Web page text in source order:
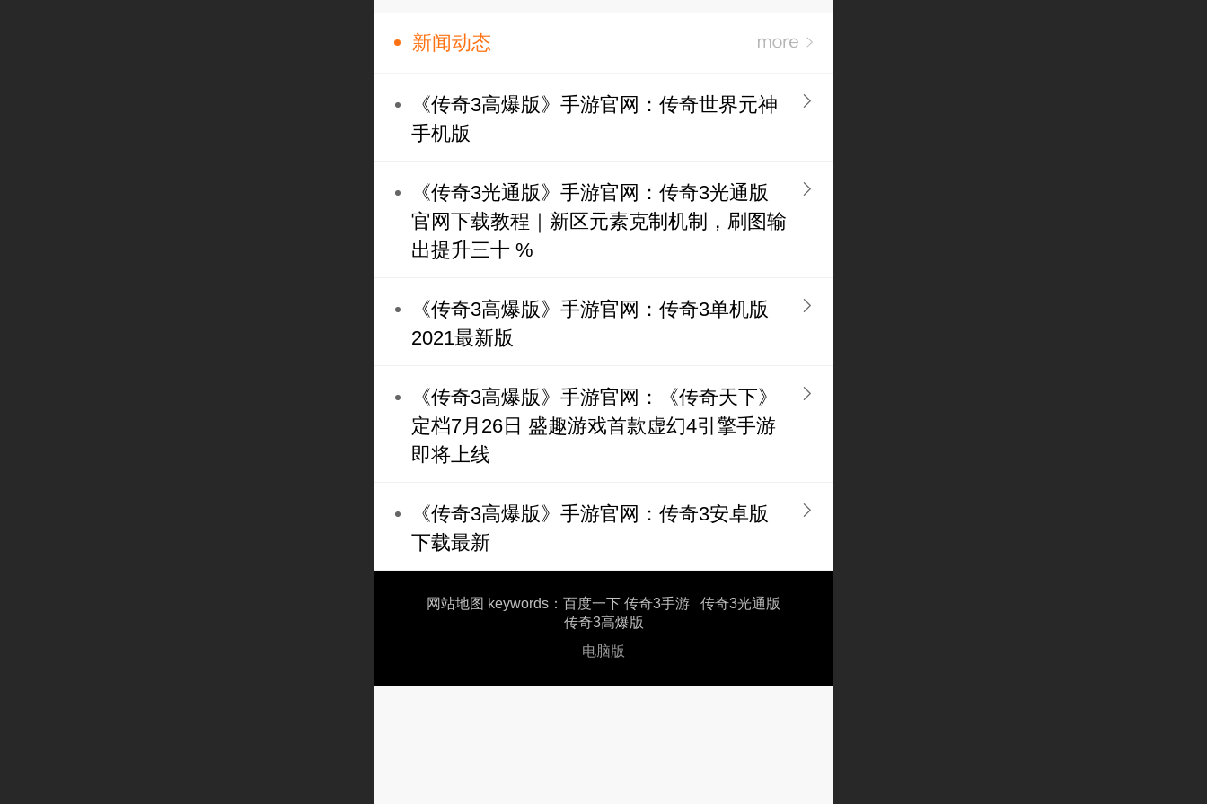
新闻动态
《传奇3高爆版》手游官网：传奇世界元神
手机版
《传奇3光通版》手游官网：传奇3光通版
官网下载教程｜新区元素克制机制，刷图输
出提升三十 %
《传奇3高爆版》手游官网：传奇3单机版
2021最新版
《传奇3高爆版》手游官网：《传奇天下》
定档7月26日 盛趣游戏首款虚幻4引擎手游
即将上线
《传奇3高爆版》手游官网：传奇3安卓版
下载最新
网站地图 keywords： 百度一下 传奇3手游
传奇3光通版
传奇3高爆版
电脑版